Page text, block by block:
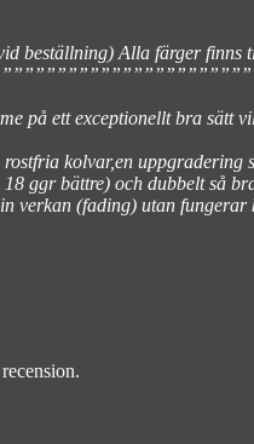
beställning) Alla färger finns
på ett exceptionellt bra sätt
kolvar,en
ggr bättre) och dubbelt så
verkan (fading) utan